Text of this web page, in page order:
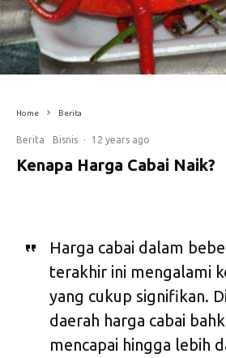
Home Berita
Berita Bisnis · 12 years ago
Kenapa Harga Cabai Naik?
Harga cabai dalam
terakhir ini mengalami
yang cukup signifikan.
daerah harga cabai
mencapai hingga lebih